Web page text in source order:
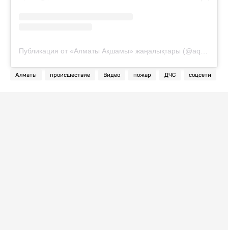
Алматы происшествие Видео пожар ДЧС соцсети